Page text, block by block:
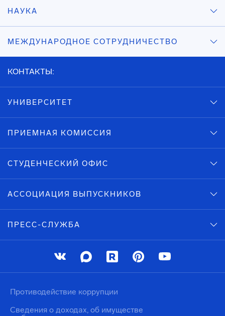
НАУКА
МЕЖДУНАРОДНОЕ СОТРУДНИЧЕСТВО
КОНТАКТЫ:
УНИВЕРСИТЕТ
ПРИЕМНАЯ КОМИССИЯ
СТУДЕНЧЕСКИЙ ОФИС
АССОЦИАЦИЯ ВЫПУСКНИКОВ
ПРЕСС-СЛУЖБА
Противодействие коррупции
Сведения о доходах, об имуществе